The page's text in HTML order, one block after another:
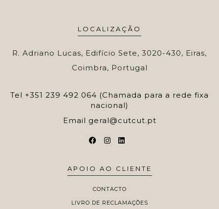
LOCALIZAÇÃO
R. Adriano Lucas, Edifício Sete, 3020-430, Eiras,
Coimbra, Portugal
Tel +351 239 492 064 (Chamada para a rede fixa
nacional)
Email geral@cutcut.pt
APOIO AO CLIENTE
CONTACTO
LIVRO DE RECLAMAÇÕES